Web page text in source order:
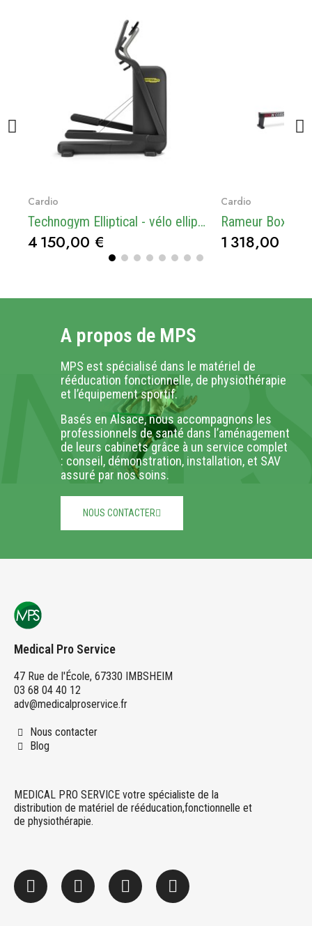
Cardio
Technogym Elliptical - vélo elliptique
4 150,00 €
Cardio
Rameur Box
1 318,00 €
A propos de MPS
MPS est spécialisé dans le matériel de
rééducation fonctionnelle, de physiothérapie
et l’équipement sportif.
Basés en Alsace, nous accompagnons les
professionnels de santé dans l’aménagement
de leurs cabinets grâce à un service complet
: conseil, démonstration, installation, et SAV
assuré par nos soins.
NOUS CONTACTER
Medical Pro Service
47 Rue de l'École, 67330 IMBSHEIM
03 68 04 40 12
adv@medicalproservice.fr
Nous contacter
Blog
MEDICAL PRO SERVICE votre spécialiste de la
distribution de matériel de rééducation,fonctionnelle et
de physiothérapie.